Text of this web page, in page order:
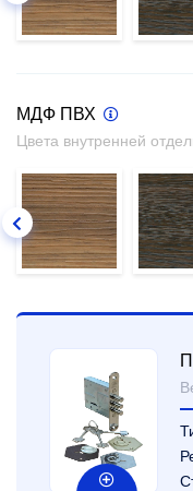
МДФ ПВХ
Цвета внутренней